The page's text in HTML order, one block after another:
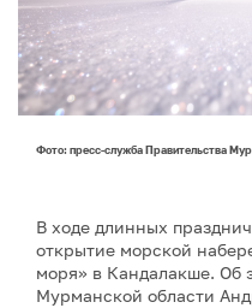
Фото: пресс-служба Правительства
В ходе длинных
открытие морской
моря» в Кандалакше. Об
Мурманской области